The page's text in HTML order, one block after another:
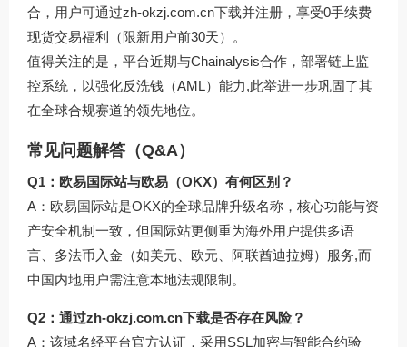
合，用户可通过zh-okzj.com.cn下载并注册，享受0手续费
现货交易福利（限新用户前30天）。
值得关注的是，平台近期与Chainalysis合作，部署链上监
控系统，以强化反洗钱（AML）能力,此举进一步巩固了其
在全球合规赛道的领先地位。
常见问题解答（Q&A）
Q1：欧易国际站与欧易（OKX）有何区别？
A：欧易国际站是OKX的全球品牌升级名称，核心功能与资
产安全机制一致，但国际站更侧重为海外用户提供多语
言、多法币入金（如美元、欧元、阿联酋迪拉姆）服务,而
中国内地用户需注意本地法规限制。
Q2：通过zh-okzj.com.cn下载是否存在风险？
A：该域名经平台官方认证，采用SSL加密与智能合约验